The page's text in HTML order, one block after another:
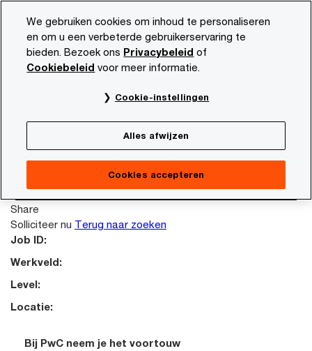
content
footer
PwC NL Carrière Vacature beschrijving
search again to look for other opportunities.
Terug naar zoeken
Failed reading job content.
Solliciteer nu
Share
Solliciteer nu Terug naar zoeken
Job ID:
Werkveld:
Level:
Locatie:
Bij PwC neem je het voortouw
We gebruiken cookies om inhoud te personaliseren
en om u een verbeterde gebruikerservaring te
bieden. Bezoek ons Privacybeleid of
Cookiebeleid voor meer informatie.
Cookie-instellingen
Alles afwijzen
Cookies accepteren